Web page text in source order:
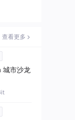
查看更多
城市沙龙